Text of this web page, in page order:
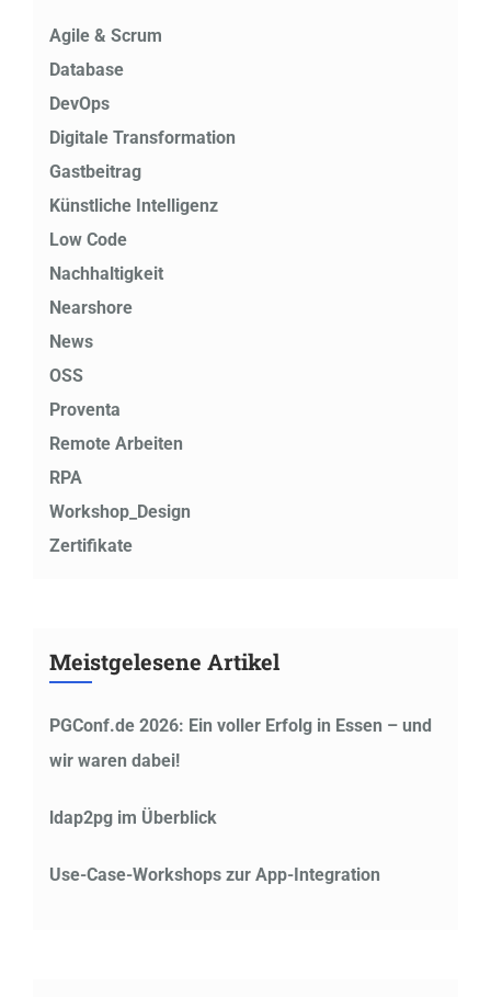
Agile & Scrum
Database
DevOps
Digitale Transformation
Gastbeitrag
Künstliche Intelligenz
Low Code
Nachhaltigkeit
Nearshore
News
OSS
Proventa
Remote Arbeiten
RPA
Workshop_Design
Zertifikate
Meistgelesene Artikel
PGConf.de 2026: Ein voller Erfolg in Essen – und
wir waren dabei!
ldap2pg im Überblick
Use-Case-Workshops zur App-Integration